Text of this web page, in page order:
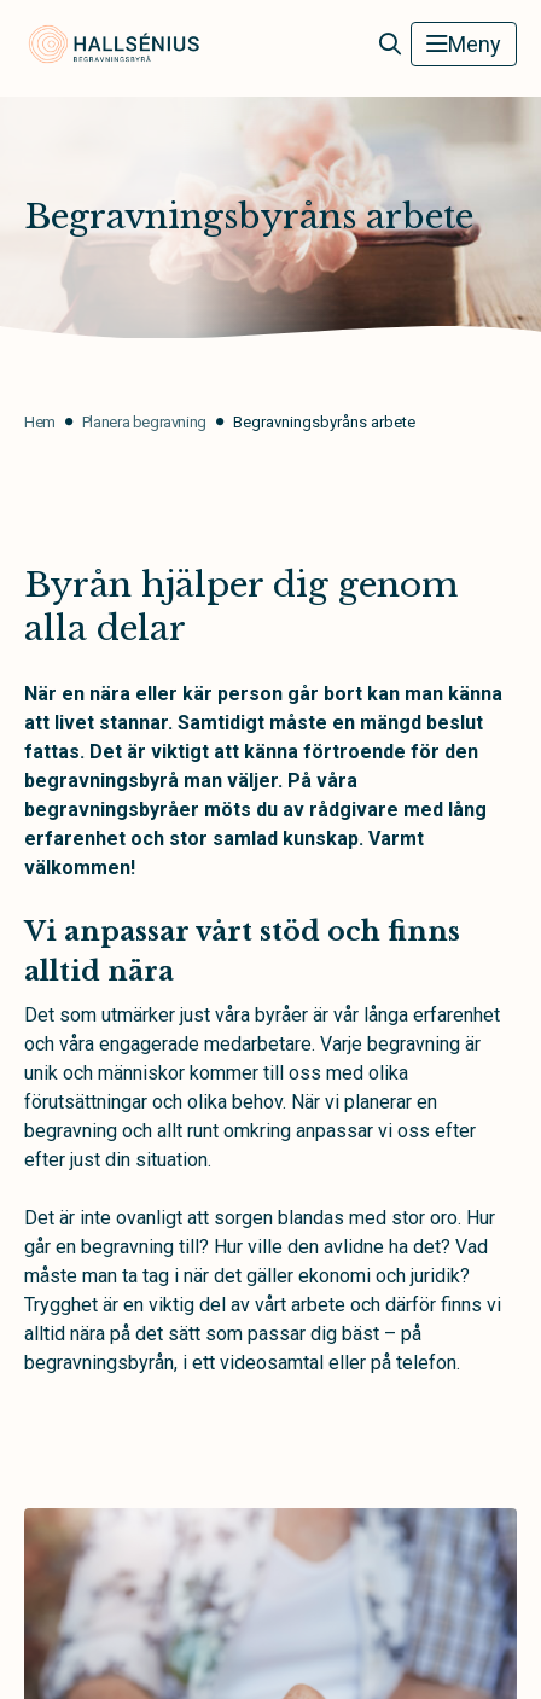
Hallsénius Begravningsbyrå Meny
Begravningsbyråns arbete
Hem Planera begravning Begravningsbyråns arbete
Byrån hjälper dig genom
alla delar
När en nära eller kär person går bort kan man känna
att livet stannar. Samtidigt måste en mängd beslut
fattas. Det är viktigt att känna förtroende för den
begravningsbyrå man väljer. På våra
begravningsbyråer möts du av rådgivare med lång
erfarenhet och stor samlad kunskap. Varmt
välkommen!
Vi anpassar vårt stöd och finns
alltid nära
Det som utmärker just våra byråer är vår långa erfarenhet
och våra engagerade medarbetare. Varje begravning är
unik och människor kommer till oss med olika
förutsättningar och olika behov. När vi planerar en
begravning och allt runt omkring anpassar vi oss efter
efter just din situation.
Det är inte ovanligt att sorgen blandas med stor oro. Hur
går en begravning till? Hur ville den avlidne ha det? Vad
måste man ta tag i när det gäller ekonomi och juridik?
Trygghet är en viktig del av vårt arbete och därför finns vi
alltid nära på det sätt som passar dig bäst – på
begravningsbyrån, i ett videosamtal eller på telefon.